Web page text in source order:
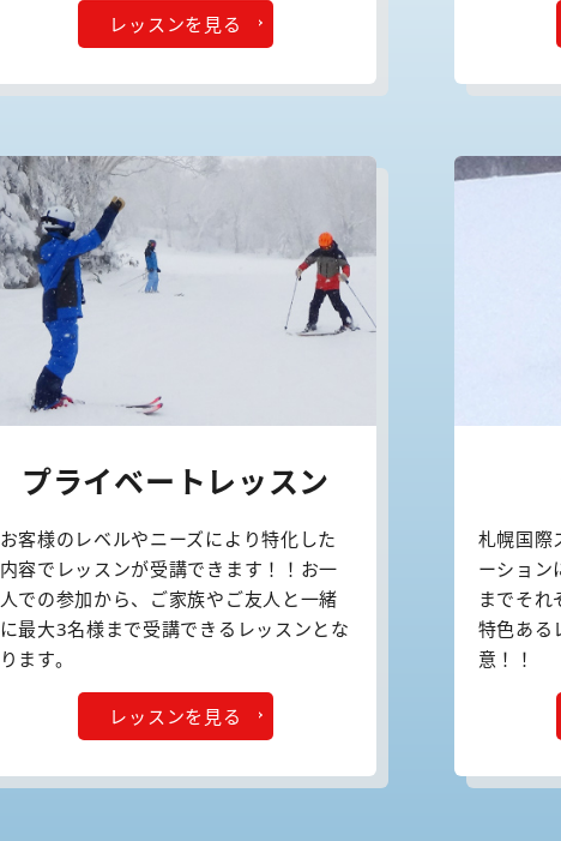
レッスンを見る
プライベートレッスン
お客様のレベルやニーズにより特化した
内容でレッスンが受講できます！！お一
人での参加から、ご家族やご友人と一緒
に最大3名様まで受講できるレッスンとな
ります。
レッスンを見る
札幌国際
ーション
までそれ
特色ある
意！！